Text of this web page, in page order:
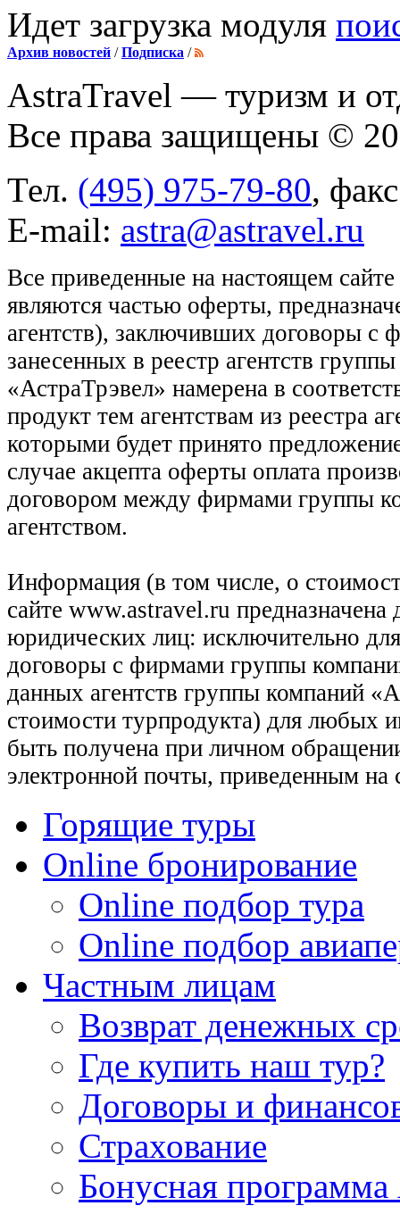
Идет загрузка модуля
Архив новостей /Подписка /
AstraTravel — туризм и
Все права защищены ©
Тел. (495) 975-79-80,
E-mail: astra@astravel.ru
Все приведенные на настоящем
являются частью оферты,
агентств), заключивших договоры
занесенных в реестр агентств
«АстраТрэвел» намерена в
продукт тем агентствам из реестра
которыми будет принято
случае акцепта оферты оплата
договором между фирмами группы
агентством.
Информация (в том числе, о
сайте www.astravel.ru предназначена
юридических лиц: исключительно
договоры с фирмами группы
данных агентств группы компаний
стоимости турпродукта) для любых
быть получена при личном
электронной почты, приведенным на
Горящие туры
Online бронирование
Online подбор тура
Online подбор
Частным лицам
Возврат денежных
Где купить наш тур?
Договоры и
Страхование
Бонусная